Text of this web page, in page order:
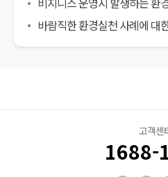
바람직한 환경실천 사례에 대
고객센
1688-